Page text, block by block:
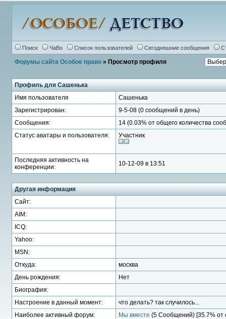
Поиск ЧаВо Список пользователей Сегодняшние сообщения
Форумы сайта Особое право» Просмотр профиля
Профиль для Сашенька
Имя пользователя
Сашенька
Зарегистрирован:
9-5-08 (0 сообщений в день)
Сообщения:
14 (0.03% от общего количества
Статус аватары и пользователя:
Участник
Последняя активность на
конференции:
10-12-09 в 13:51
Другая информация
Сайт:
AIM:
ICQ:
Yahoo:
MSN:
Откуда:
москва
День рождения:
Нет
Биография:
Настроение в данный момент:
что делать? так случилось...
Наиболее активный форум:
Мы вместе (5 Сообщений) [35.7% от